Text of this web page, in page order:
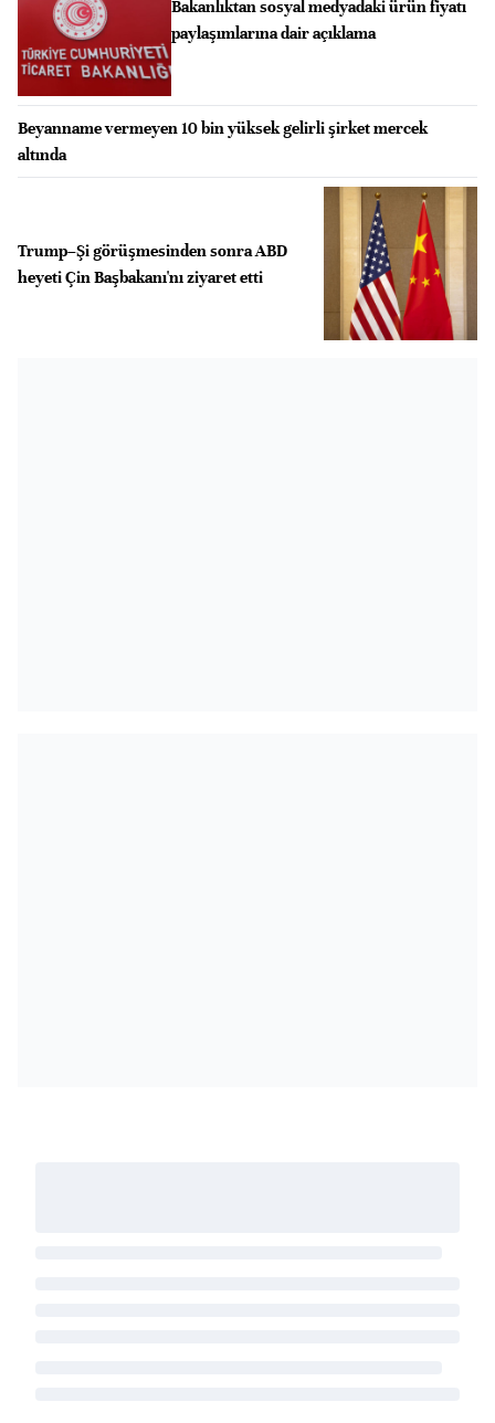
Bakanlıktan sosyal medyadaki ürün fiyatı
paylaşımlarına dair açıklama
Beyanname vermeyen 10 bin yüksek gelirli şirket mercek
altında
Trump–Şi görüşmesinden sonra ABD
heyeti Çin Başbakanı'nı ziyaret etti